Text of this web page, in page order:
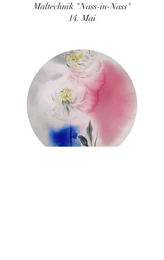
Maltechnik "Nass-in-Nass"
14. Mai